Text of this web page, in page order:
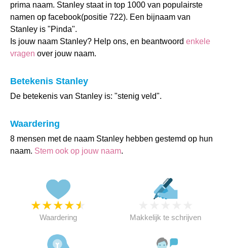
prima naam. Stanley staat in top 1000 van populairste
namen op facebook(positie 722). Een bijnaam van
Stanley is "Pinda".
Is jouw naam Stanley? Help ons, en beantwoord enkele
vragen over jouw naam.
Betekenis Stanley
De betekenis van Stanley is: "stenig veld".
Waardering
8 mensen met de naam Stanley hebben gestemd op hun
naam. Stem ook op jouw naam.
★★★★★
Waardering Makkelijk te schrijven